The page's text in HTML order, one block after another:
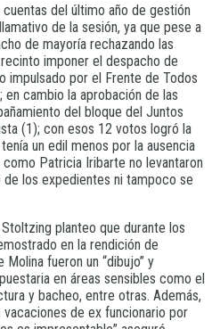
del último año de gestión
de la sesión, ya que pese a
de mayoría rechazando las
imponer el despacho de
impulsado por el Frente de Todos
cambio la aprobación de las
del bloque del Juntos
(1); con esos 12 votos logró la
un edil menos por la ausencia
Patricia Iribarte no levantaron
de los expedientes ni tampoco se
planteo que durante los
en la rendición de
fueron un “dibujo” y
en áreas sensibles como el
y bacheo, entre otras. Además,
de ex funcionario por